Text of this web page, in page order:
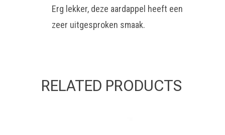
Erg lekker, deze aardappel heeft een
zeer uitgesproken smaak.
RELATED PRODUCTS